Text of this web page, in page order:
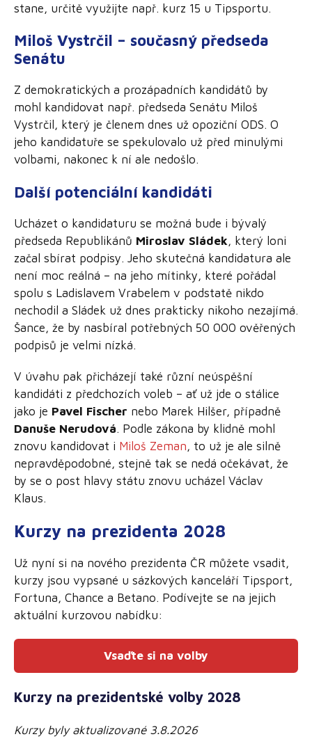
stane, určitě využijte např. kurz 15 u Tipsportu.
Miloš Vystrčil – současný předseda
Senátu
Z demokratických a prozápadních kandidátů by
mohl kandidovat např. předseda Senátu Miloš
Vystrčil, který je členem dnes už opoziční ODS. O
jeho kandidatuře se spekulovalo už před minulými
volbami, nakonec k ní ale nedošlo.
Další potenciální kandidáti
Ucházet o kandidaturu se možná bude i bývalý
předseda Republikánů Miroslav Sládek, který loni
začal sbírat podpisy. Jeho skutečná kandidatura ale
není moc reálná – na jeho mítinky, které pořádal
spolu s Ladislavem Vrabelem v podstatě nikdo
nechodil a Sládek už dnes prakticky nikoho nezajímá.
Šance, že by nasbíral potřebných 50 000 ověřených
podpisů je velmi nízká.
V úvahu pak přicházejí také různí neúspěšní
kandidáti z předchozích voleb – ať už jde o stálice
jako je Pavel Fischer nebo Marek Hilšer, případně
Danuše Nerudová. Podle zákona by klidně mohl
znovu kandidovat i Miloš Zeman, to už je ale silně
nepravděpodobné, stejně tak se nedá očekávat, že
by se o post hlavy státu znovu ucházel Václav
Klaus.
Kurzy na prezidenta 2028
Už nyní si na nového prezidenta ČR můžete vsadit,
kurzy jsou vypsané u sázkových kanceláří Tipsport,
Fortuna, Chance a Betano. Podívejte se na jejich
aktuální kurzovou nabídku:
Vsaďte si na volby
Kurzy na prezidentské volby 2028
Kurzy byly aktualizované 3.8.2026